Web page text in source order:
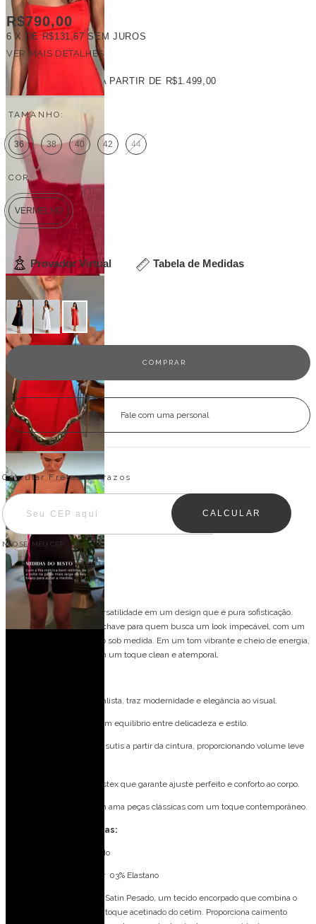
R$790,00
6 X DER$131,67 SEM JUROS
VER MAIS DETALHES
FRETE GRÁTISA PARTIR DE R$1.499,00
TAMANHO:
36 38 40 42 44
COR:
VERMELHO
Provador Virtual Tabela de Medidas
Veja outras opções
Fale com uma personal
Entregas para o CEP:
Calcular Fretes e Prazos
CALCULAR
NÃO SEI MEU CEP
Descrição
A elegância encontra a versatilidade em um design que é pura sofisticação.
O Vestido Zeph é a peça-chave para quem busca um look impecável, com um
caimento que parece feito sob medida. Em um tom vibrante e cheio de energia,
ele valoriza a silhueta com um toque clean e atemporal.
Decote: Reto e minimalista, traz modernidade e elegância ao visual.
Alças: Finas, criando um equilíbrio entre delicadeza e estilo.
Saia: Midi com pregas sutis a partir da cintura, proporcionando volume leve
Costas: Detalhe em lastex que garante ajuste perfeito e conforto ao corpo.
Estilo: Ideal para quem ama peças clássicas com um toque contemporâneo.
Especificações Técnicas:
Tecido: Cotton Satin Pesado
Composição: 97% Poliéster 03% Elastano
Confeccionado em Cotton Satin Pesado, um tecido encorpado que combina o
conforto do algodão com o toque acetinado do cetim. Proporciona caimento